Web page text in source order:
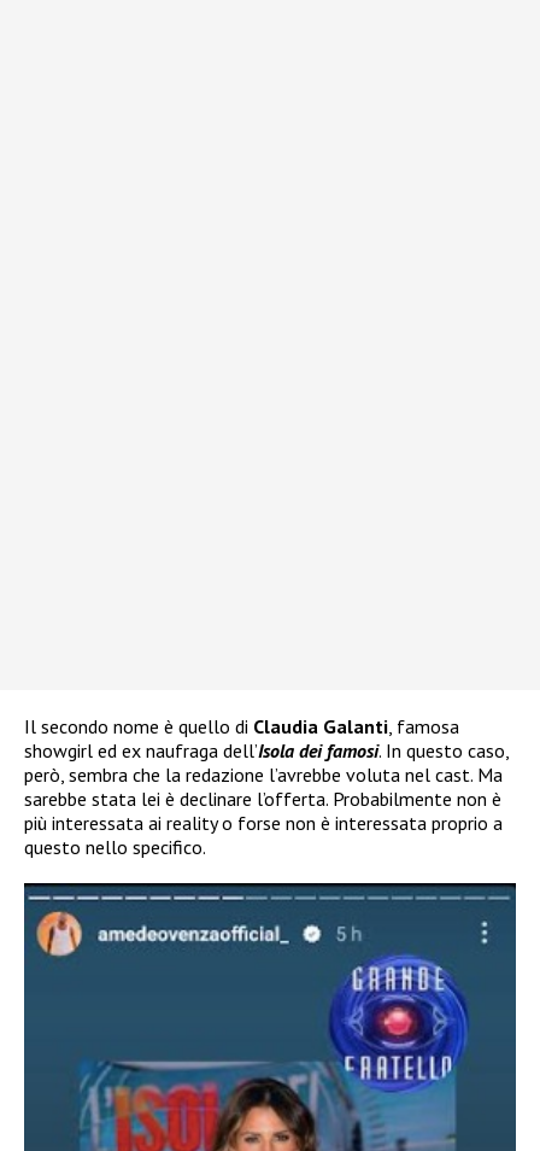
Il secondo nome è quello di Claudia Galanti, famosa
showgirl ed ex naufraga dell’Isola dei famosi. In questo caso,
però, sembra che la redazione l’avrebbe voluta nel cast. Ma
sarebbe stata lei è declinare l’offerta. Probabilmente non è
più interessata ai reality o forse non è interessata proprio a
questo nello specifico.